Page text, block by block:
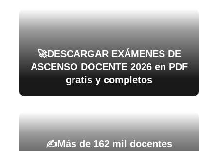
🚀DESCARGAR EXÁMENES DE
ASCENSO DOCENTE 2026 en PDF
gratis y completos
✍️Más de 162 mil docentes